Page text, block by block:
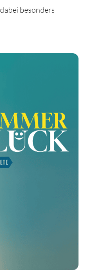
besonders